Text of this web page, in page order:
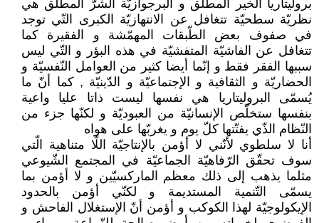
بروليتاريا الخير المطلق و البرجوازيّة الشرّ المطلق هي
نظريّة سطحيّة تتغافل عن الانتهازيّة الكبرى التّي توجد
في صفوف بعض الطّبقات المهمّشة و الفقيرة كما
تتغافل عن الفاشيّة المتفشيّة في هذه البؤر و التّي ليس
سببها الفقر فقط و إنّما أيضا كثير من العوامل النّفسيّة و
الحضاريّة و الثقافية و الإجتماعيّة و الدّينيّة , كما أنّ ما
يُسمّى البروليتاريا هي نفسها ليست ذاتا عليا واعية
بنفسها ستخلّص الإنسانيّة من العبوديّة و لكنّها جزء من
النّظام الذّي يفتّتها كلّ يوم و يغربّها على هواه
أنا لا سلطوي لأنّني لا أؤمن بالإنتاجيّة اللّا متناهية الّتي
سوف تحقّق الرّفاهيّة الجماعيّة في المجتمع الشّيوعي
مثلما يذهب إلى ذلك معظم الماركسيّين و لا أؤمن بما
يسمّى التّنمية المستديمة و لكنّي أؤمن بالحدود
الإيكولوجيّة لهذا الكوكب و أؤمن أنّ الإستغلال الفاحش و